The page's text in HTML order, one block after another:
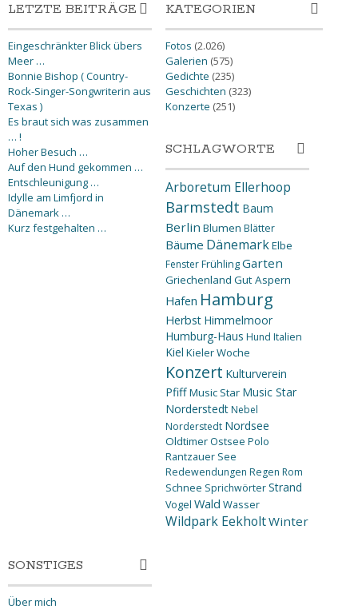
LETZTE BEITRÄGE
Eingeschränkter Blick übers
Meer …
Bonnie Bishop ( Country-
Rock-Singer-Songwriterin aus
Texas )
Es braut sich was zusammen
… !
Hoher Besuch …
Auf den Hund gekommen …
Entschleunigung …
Idylle am Limfjord in
Dänemark …
Kurz festgehalten …
KATEGORIEN
Fotos (2.026)
Galerien (575)
Gedichte (235)
Geschichten (323)
Konzerte (251)
SCHLAGWORTE
Arboretum Ellerhoop
Barmstedt Baum
Berlin Blumen Blätter
Bäume DänemarkElbe
FensterFrühlingGarten
Griechenland Gut Aspern
Hafen Hamburg
Herbst Himmelmoor
Humburg-Haus Hund Italien
Kiel Kieler Woche
Konzert Kulturverein
PfiffMusic Star Music Star
Norderstedt Nebel
Norderstedt Nordsee
OldtimerOstsee Polo
Rantzauer See
Redewendungen Regen Rom
Schnee SprichwörterStrand
Vogel Wald Wasser
Wildpark EekholtWinter
SONSTIGES
Über mich